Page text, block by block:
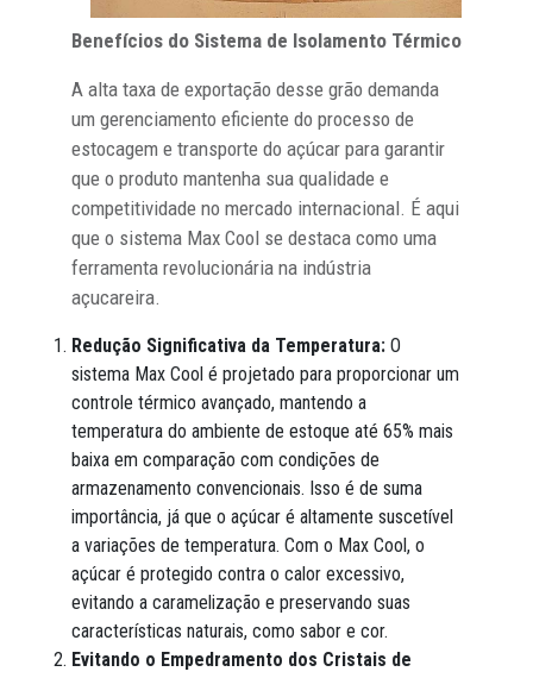
Benefícios do Sistema de Isolamento Térmico
A alta taxa de exportação desse grão demanda
um gerenciamento eficiente do processo de
estocagem e transporte do açúcar para garantir
que o produto mantenha sua qualidade e
competitividade no mercado internacional. É aqui
que o sistema Max Cool se destaca como uma
ferramenta revolucionária na indústria
açucareira.
Redução Significativa da Temperatura: O
sistema Max Cool é projetado para proporcionar um
controle térmico avançado, mantendo a
temperatura do ambiente de estoque até 65% mais
baixa em comparação com condições de
armazenamento convencionais. Isso é de suma
importância, já que o açúcar é altamente suscetível
a variações de temperatura. Com o Max Cool, o
açúcar é protegido contra o calor excessivo,
evitando a caramelização e preservando suas
características naturais, como sabor e cor.
Evitando o Empedramento dos Cristais de